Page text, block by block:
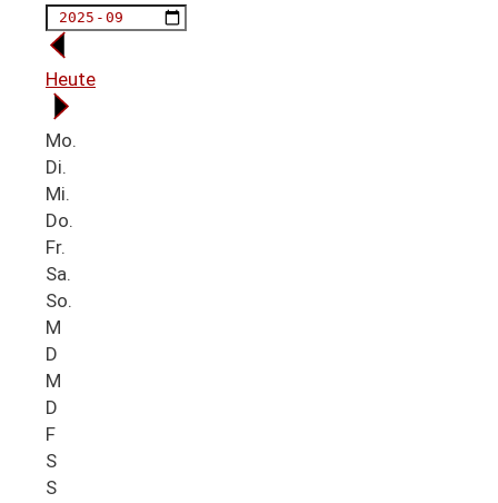
Heute
Mo.
Di.
Mi.
Do.
Fr.
Sa.
So.
M
D
M
D
F
S
S